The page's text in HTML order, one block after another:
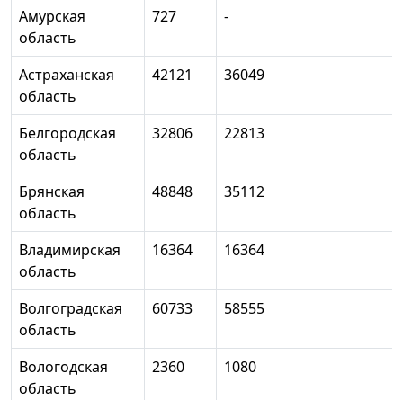
Амурская
область
727 -
Астраханская
область
42121 36049
Белгородская
область
32806 22813
Брянская
область
48848 35112
Владимирская
область
16364 16364
Волгоградская
область
60733 58555
Вологодская
область
2360 1080